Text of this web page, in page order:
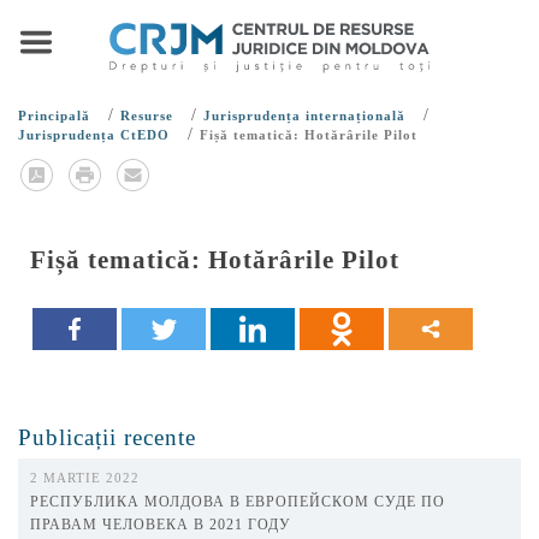
Principală / Resurse / Jurisprudența internațională /
Jurisprudența CtEDO / Fișă tematică: Hotărârile Pilot
Fișă tematică: Hotărârile Pilot
Publicații recente
2 MARTIE 2022
РЕСПУБЛИКА МОЛДОВА В ЕВРОПЕЙСКОМ СУДЕ ПО
ПРАВАМ ЧЕЛОВЕКА В 2021 ГОДУ